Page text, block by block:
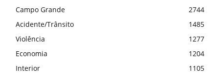
Campo Grande
2744
Acidente/Trânsito
1485
Violência
1277
Economia
1204
Interior
1105